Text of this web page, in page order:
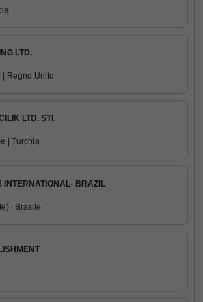
LTD.
| Regno Unito
LTD. STI.
| Turchia
INTERNATIONAL- BRAZIL
| Brasile